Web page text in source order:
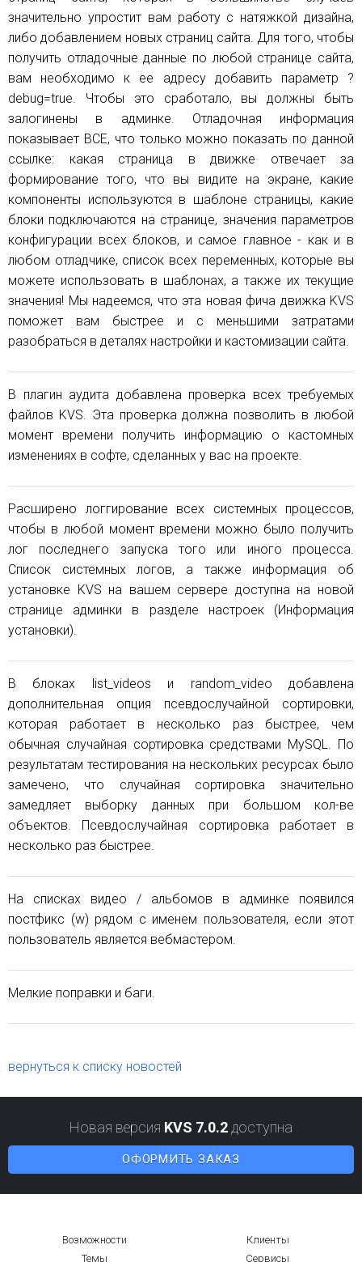
значительно упростит вам работу с натяжкой дизайна,
либо добавлением новых страниц сайта. Для того, чтобы
получить отладочные данные по любой странице сайта,
вам необходимо к ее адресу добавить параметр ?
debug=true. Чтобы это сработало, вы должны быть
залогинены в админке. Отладочная информация
показывает ВСЕ, что только можно показать по данной
ссылке: какая страница в движке отвечает за
формирование того, что вы видите на экране, какие
компоненты используются в шаблоне страницы, какие
блоки подключаются на странице, значения параметров
конфигурации всех блоков, и самое главное - как и в
любом отладчике, список всех переменных, которые вы
можете использовать в шаблонах, а также их текущие
значения! Мы надеемся, что эта новая фича движка KVS
поможет вам быстрее и с меньшими затратами
разобраться в деталях настройки и кастомизации сайта.
В плагин аудита добавлена проверка всех требуемых
файлов KVS. Эта проверка должна позволить в любой
момент времени получить информацию о кастомных
изменениях в софте, сделанных у вас на проекте.
Расширено логгирование всех системных процессов,
чтобы в любой момент времени можно было получить
лог последнего запуска того или иного процесса.
Список системных логов, а также информация об
установке KVS на вашем сервере доступна на новой
странице админки в разделе настроек (Информация
установки).
В блоках list_videos и random_video добавлена
дополнительная опция псевдослучайной сортировки,
которая работает в несколько раз быстрее, чем
обычная случайная сортировка средствами MySQL. По
результатам тестирования на нескольких ресурсах было
замечено, что случайная сортировка значительно
замедляет выборку данных при большом кол-ве
объектов. Псевдослучайная сортировка работает в
несколько раз быстрее.
На списках видео / альбомов в админке появился
постфикс (w) рядом с именем пользователя, если этот
пользователь является вебмастером.
Мелкие поправки и баги.
вернуться к списку новостей
Новая версия KVS 7.0.2 доступна
ОФОРМИТЬ ЗАКАЗ
Возможности
Клиенты
Темы
Сервисы